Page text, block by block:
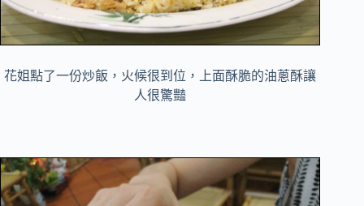
花姐點了一份炒飯，火候很到位，上面酥脆的油蔥酥讓
人很驚豔